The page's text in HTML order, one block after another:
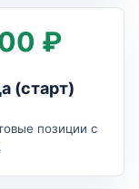
₽
(старт)
позиции с